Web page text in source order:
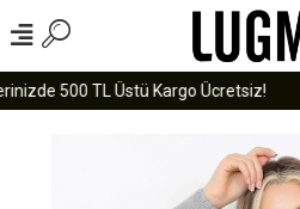
500 TL Üstü Kargo Ücretsiz!